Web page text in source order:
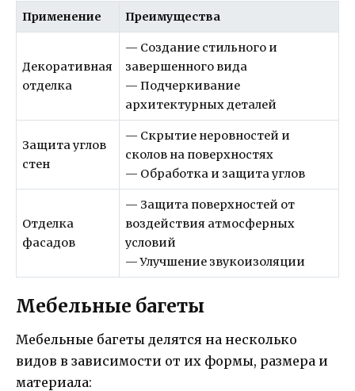
Применение Преимущества
Декоративная
отделка
— Создание стильного и
завершенного вида
— Подчеркивание
архитектурных деталей
Защита углов
стен
— Скрытие неровностей и
сколов на поверхностях
— Обработка и защита углов
Отделка
фасадов
— Защита поверхностей от
воздействия атмосферных
условий
— Улучшение звукоизоляции
Мебельные багеты
Мебельные багеты делятся на несколько
видов в зависимости от их формы, размера и
материала: